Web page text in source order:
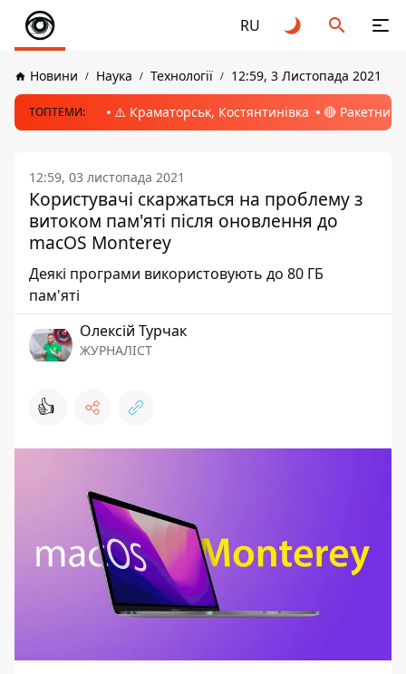
RU
Новини Наука Технології 12:59, 3 Листопада 2021
ТОПТЕМИ: ⚠️ Краматорськ, Костянтинівка 🔴 Ракетний
12:59, 03 листопада 2021
Користувачі скаржаться на проблему з
витоком пам'яті після оновлення до
macOS Monterey
Деякі програми використовують до 80 ГБ
пам'яті
Олексій Турчак
ЖУРНАЛІСТ
👍